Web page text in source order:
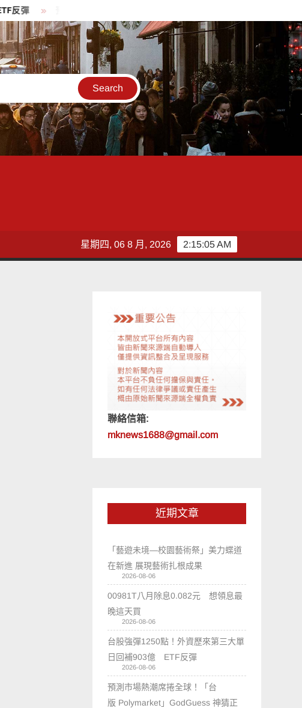
預測市場熱潮席捲全球！「台版 Polymarket」GodGuess 神猜正式上線
2:15:05 AM
星期四, 06 8 月, 2026
聯絡信箱:
mknews1688@gmail.com
近期文章
「藝遊未境—校園藝術祭」美力蝶道
在新進 展現藝術扎根成果
2026-08-06
00981T八月除息0.082元 想領息最
晚這天買
2026-08-06
台股強彈1250點！外資歷來第三大單
日回補903億 ETF反彈
2026-08-06
預測市場熱潮席捲全球！「台
版 Polymarket」GodGuess 神猜正